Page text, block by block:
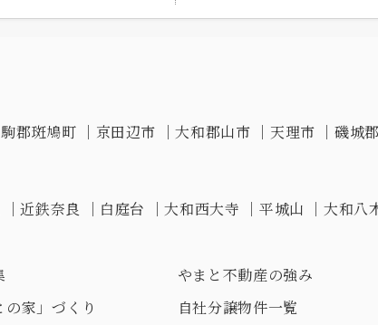
郡斑鳩町 ｜ 京田辺市 ｜大和郡山市 ｜ 天理市 ｜磯城
｜近鉄奈良 ｜ 白庭台 ｜大和西大寺 ｜ 平城山 ｜大和八
の家」づくり
やまと不動産の強み
自社分譲物件一覧